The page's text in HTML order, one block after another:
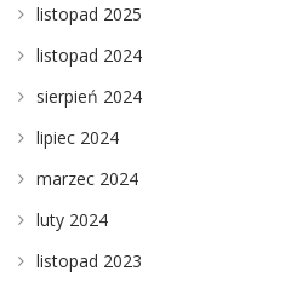
listopad 2025
listopad 2024
sierpień 2024
lipiec 2024
marzec 2024
luty 2024
listopad 2023